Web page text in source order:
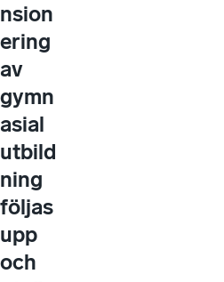
nsion
ering
av
gymn
asial
utbild
ning
följas
upp
och